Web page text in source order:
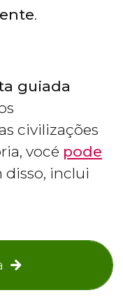
.
guiada
civilizações
vocé pode
disso, inclui